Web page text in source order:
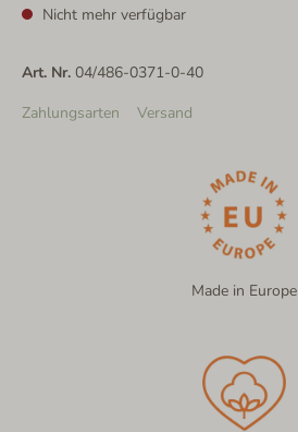
Nicht mehr verfügbar
Art. Nr. 04/486-0371-0-40
Zahlungsarten
Versand
Made in Europe